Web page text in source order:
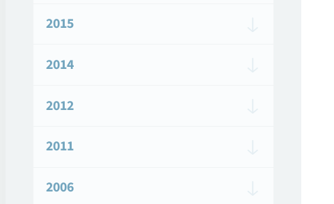
2015
2014
2012
2011
2006